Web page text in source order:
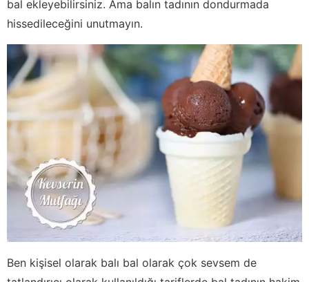
bal ekleyebilirsiniz. Ama balın tadının dondurmada
hissedileceğini unutmayın.
Ben kişisel olarak balı bal olarak çok sevsem de